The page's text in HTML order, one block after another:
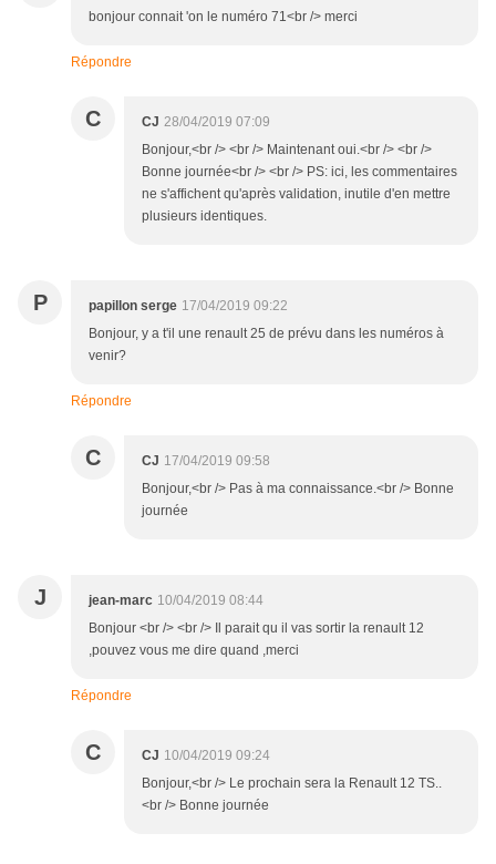
bonjour connait 'on le numéro 71<br /> merci
Répondre
C CJ 28/04/2019 07:09
Bonjour,<br /> <br /> Maintenant oui.<br /> <br />
Bonne journée<br /> <br /> PS: ici, les commentaires
ne s'affichent qu'après validation, inutile d'en mettre
plusieurs identiques.
P papillon serge 17/04/2019 09:22
Bonjour, y a t'il une renault 25 de prévu dans les numéros à
venir?
Répondre
C CJ 17/04/2019 09:58
Bonjour,<br /> Pas à ma connaissance.<br /> Bonne
journée
J jean-marc 10/04/2019 08:44
Bonjour <br /> <br /> Il parait qu il vas sortir la renault 12
,pouvez vous me dire quand ,merci
Répondre
C CJ 10/04/2019 09:24
Bonjour,<br /> Le prochain sera la Renault 12 TS..
<br /> Bonne journée